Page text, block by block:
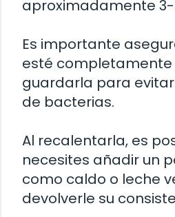
aproximadamente
Es importante
esté
guardarla para
de bacterias.
Al recalentarla, es
necesites añadir un
como caldo o leche
devolverle su